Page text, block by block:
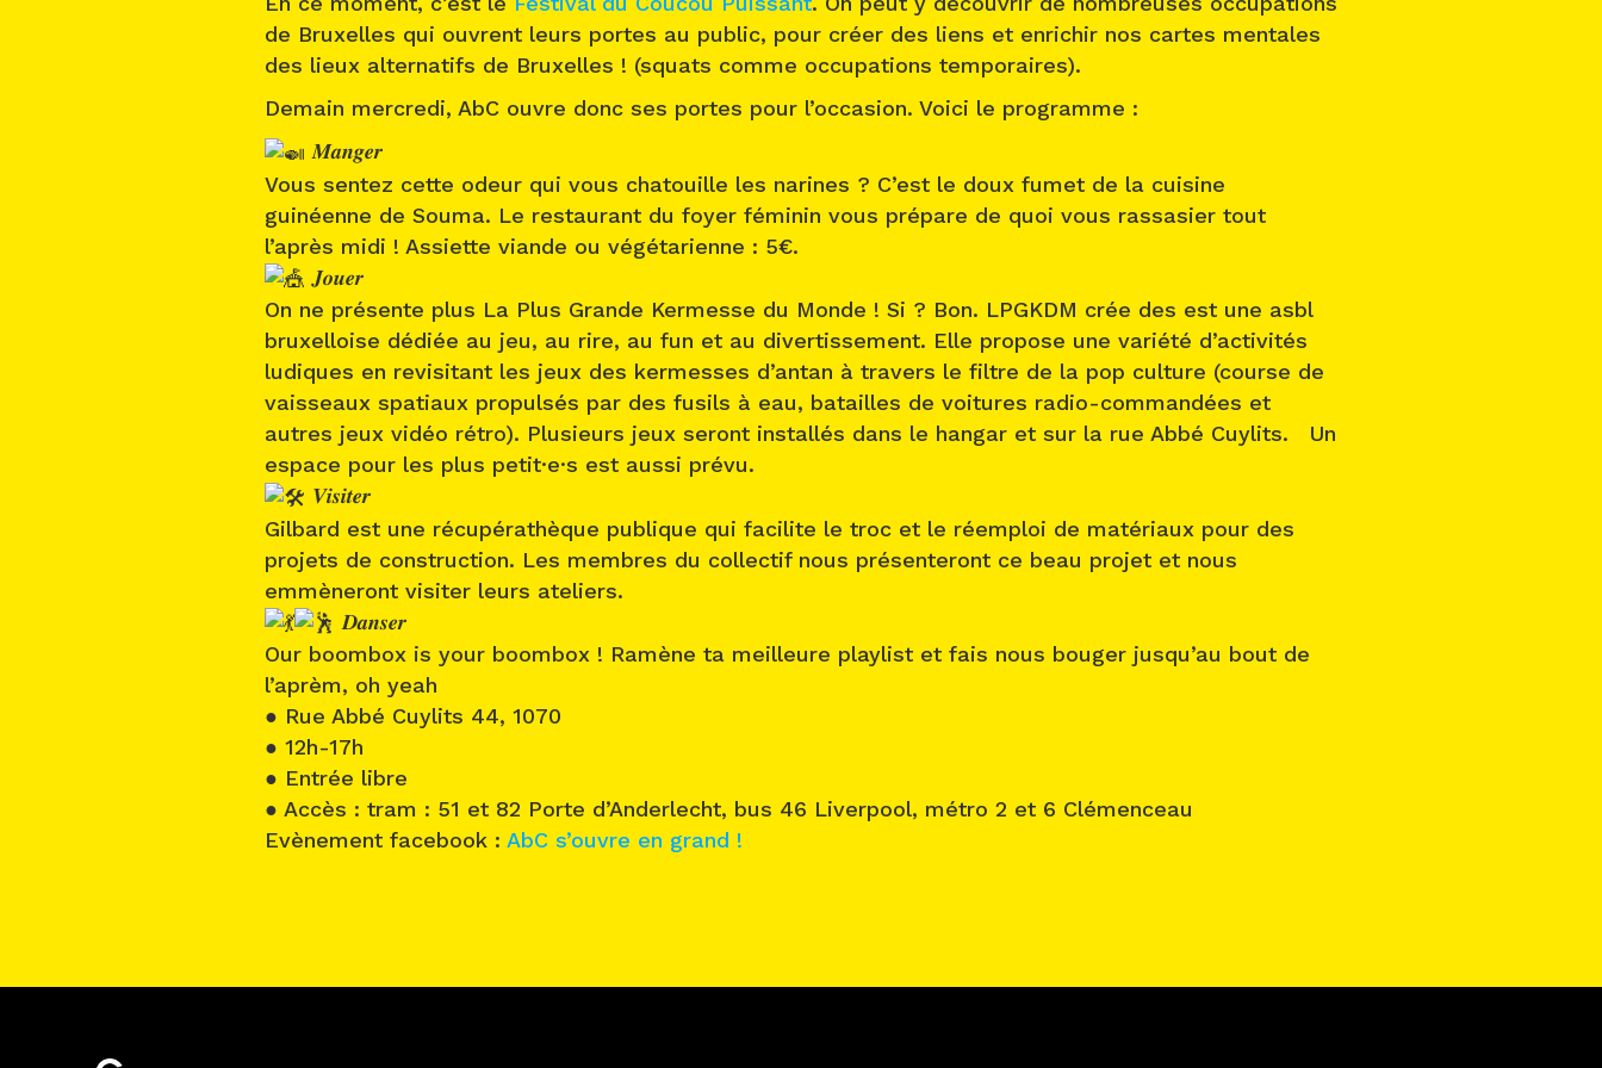
de Bruxelles qui ouvrent leurs portes au public, pour créer des liens et enrichir nos cartes mentales
des lieux alternatifs de Bruxelles ! (squats comme occupations temporaires).
Demain mercredi, AbC ouvre donc ses portes pour l’occasion. Voici le programme :
𝑴𝒂𝒏𝒈𝒆𝒓
Vous sentez cette odeur qui vous chatouille les narines ? C’est le doux fumet de la cuisine
guinéenne de Souma. Le restaurant du foyer féminin vous prépare de quoi vous rassasier tout
l’après midi ! Assiette viande ou végétarienne : 5€.
𝑱𝒐𝒖𝒆𝒓
On ne présente plus La Plus Grande Kermesse du Monde ! Si ? Bon. LPGKDM crée des est une asbl
bruxelloise dédiée au jeu, au rire, au fun et au divertissement. Elle propose une variété d’activités
ludiques en revisitant les jeux des kermesses d’antan à travers le filtre de la pop culture (course de
vaisseaux spatiaux propulsés par des fusils à eau, batailles de voitures radio-commandées et
autres jeux vidéo rétro). Plusieurs jeux seront installés dans le hangar et sur la rue Abbé Cuylits. Un
espace pour les plus petit·e·s est aussi prévu.
𝑽𝒊𝒔𝒊𝒕𝒆𝒓
Gilbard est une récupérathèque publique qui facilite le troc et le réemploi de matériaux pour des
projets de construction. Les membres du collectif nous présenteront ce beau projet et nous
emmèneront visiter leurs ateliers.
𝑫𝒂𝒏𝒔𝒆𝒓
Our boombox is your boombox ! Ramène ta meilleure playlist et fais nous bouger jusqu’au bout de
l’aprèm, oh yeah
● Rue Abbé Cuylits 44, 1070
● 12h-17h
● Entrée libre
● Accès : tram : 51 et 82 Porte d’Anderlecht, bus 46 Liverpool, métro 2 et 6 Clémenceau
Evènement facebook : AbC s’ouvre en grand !